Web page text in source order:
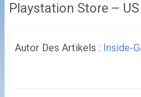
Playstation Store –
Autor Des Artikels : Inside-